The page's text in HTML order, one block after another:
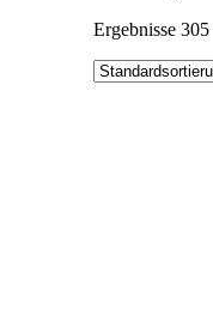
Ergebnisse